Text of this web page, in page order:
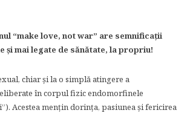
“make love, not war” are semnificații
și mai legate de sănătate, la propriu!
chiar și la o simplă atingere a
în corpul fizic endomorfinele
Acestea mențin dorința, pasiunea și fericirea